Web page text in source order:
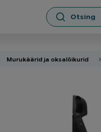
Murukäärid ja oksalõikurid